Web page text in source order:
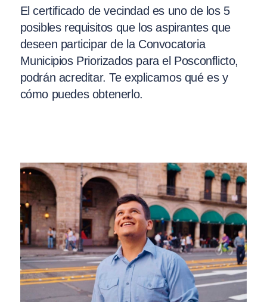
El certificado de vecindad es uno de los 5
posibles requisitos que los aspirantes que
deseen participar de la Convocatoria
Municipios Priorizados para el Posconflicto,
podrán acreditar. Te explicamos qué es y
cómo puedes obtenerlo.